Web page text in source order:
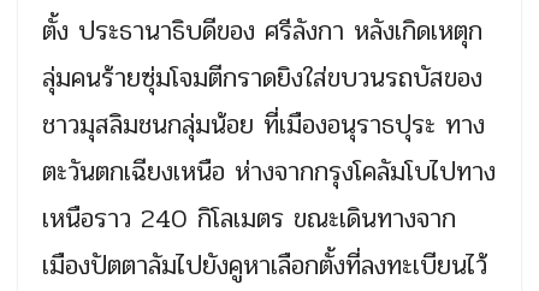
ตั้ง ประธานาธิบดีของ ศรีลังกา หลังเกิดเหตุก
ลุ่มคนร้ายซุ่มโจมตีกราดยิงใส่ขบวนรถบัสของ
ชาวมุสลิมชนกลุ่มน้อย ที่เมืองอนุราธปุระ ทาง
ตะวันตกเฉียงเหนือ ห่างจากกรุงโคลัมโบไปทาง
เหนือราว 240 กิโลเมตร ขณะเดินทางจาก
เมืองปัตตาลัมไปยังคูหาเลือกตั้งที่ลงทะเบียนไว้